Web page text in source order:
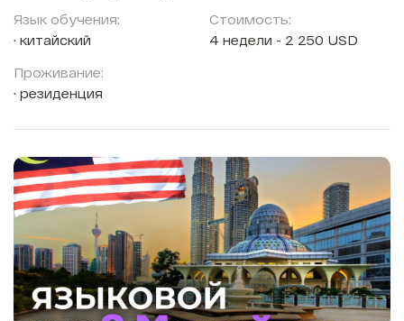
Язык обучения:
китайский
Проживание:
резиденция
Стоимость:
4 недели - 2 250 USD